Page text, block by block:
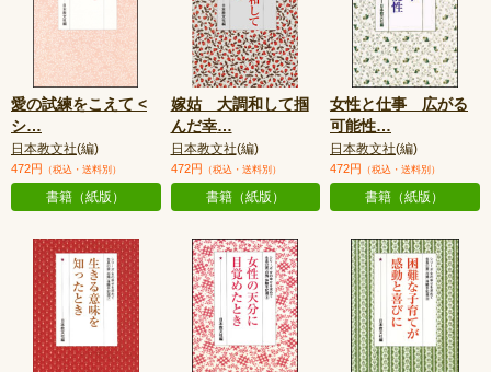
愛の試練をこえて <
シ…
日本教文社(編)
472円 （税込・送料別）
書籍（紙版）
嫁姑 大調和して掴
んだ幸…
日本教文社(編)
472円 （税込・送料別）
書籍（紙版）
女性と仕事 広がる
可能性…
日本教文社(編)
472円 （税込・送料別）
書籍（紙版）